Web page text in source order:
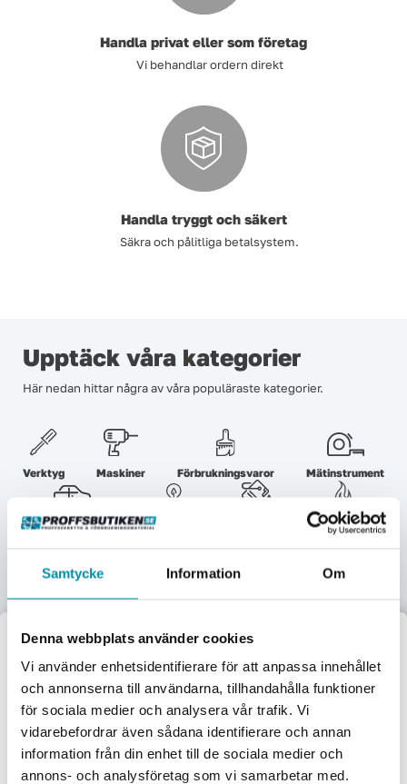
Samtycke Information Om
Denna webbplats använder cookies
Vi använder enhetsidentifierare för att anpassa innehållet
och annonserna till användarna, tillhandahålla funktioner
för sociala medier och analysera vår trafik. Vi
vidarebefordrar även sådana identifierare och annan
information från din enhet till de sociala medier och
annons- och analysföretag som vi samarbetar med.
Handla privat eller som företag
Vi behandlar ordern direkt
Handla tryggt och säkert
Säkra och pålitliga betalsystem.
Upptäck våra kategorier
Här nedan hittar några av våra populäraste kategorier.
Verktyg Maskiner Förbrukningsvaror Mätinstrument
Garage & verkstad El & belysning Gasol & lödning
Lås & beslag
Välkommen till
Proffsbutiken
Jag handlar som:
Företag Privat